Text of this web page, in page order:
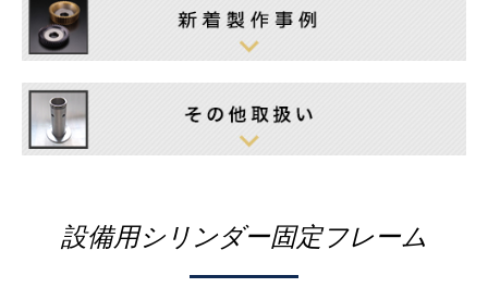
設備用シリンダー固定フレーム